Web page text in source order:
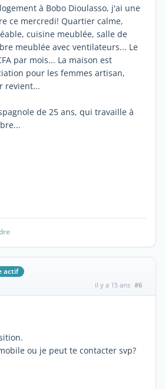
à Bobo Dioulasso, j'ai une
ce mercredi! Quartier calme,
cuisine meublée, salle de
meublée avec ventilateurs... Le
par mois... La maison est
pour les femmes artisan,
revient...
de 25 ans, qui travaille à
actif
il y a 15 ans #6
ou je peut te contacter svp?